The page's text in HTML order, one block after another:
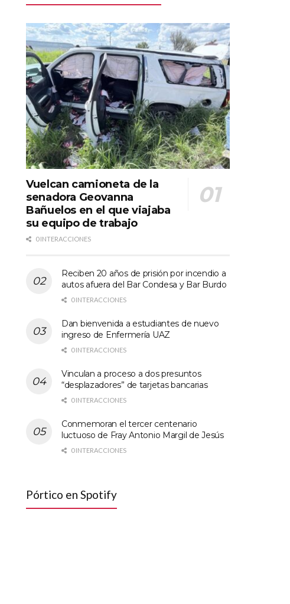
Vuelcan camioneta de la
senadora Geovanna
Bañuelos en el que viajaba
su equipo de trabajo
0 INTERACCIONES
Reciben 20 años de prisión por incendio a
autos afuera del Bar Condesa y Bar Burdo
0 INTERACCIONES
Dan bienvenida a estudiantes de nuevo
ingreso de Enfermería UAZ
0 INTERACCIONES
Vinculan a proceso a dos presuntos
“desplazadores” de tarjetas bancarias
0 INTERACCIONES
Conmemoran el tercer centenario
luctuoso de Fray Antonio Margil de Jesús
0 INTERACCIONES
Pórtico en Spotify